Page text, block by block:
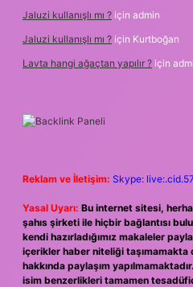
Jaluzi kullanışlı mı ? için admin
Jaluzi kullanışlı mı ? için Kurtboğan
Lavta hangi ağaçtan yapılır ? için
Reklam ve İletişim: Skype:
Yasal Uyarı: Bu internet sitesi,
şahıs şirketi ile hiçbir bağlantısı
kendi hazırladığımız makaleler
içerikler haber niteliği
hakkında paylaşım
isim benzerlikleri tamamen